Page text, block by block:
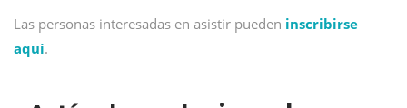
Las personas interesadas en asistir pueden inscribirse
aquí.